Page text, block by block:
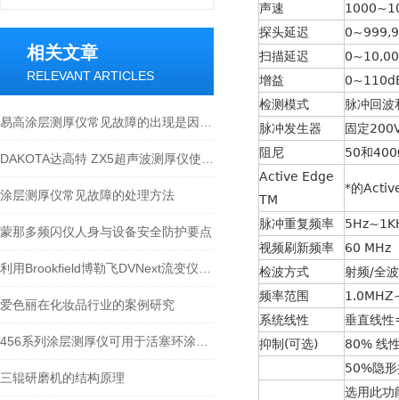
相关文章
RELEVANT ARTICLES
涂层测厚仪常见故障的处理方法
蒙那多频闪仪人身与设备安全防护要点
爱色丽在化妆品行业的案例研究
三辊研磨机的结构原理
声速
探头延迟
扫描延迟
增益
检测模式
脉冲回波
脉冲发生器
固定
阻尼
50和
Active Edge
TM
*的
脉冲重复频率
视频刷新频率
60 MHz
检波方式
射频/全
频率范围
系统线性
垂直线
抑制(可选)
80% 线
50%隐
选用此功